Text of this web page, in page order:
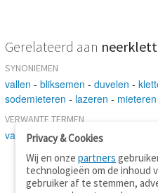
Gerelateerd aan
SYNONIEMEN
vallen - bliksemen - duvelen -
sodemieteren - lazeren - mieteren
VERWANTE TERMEN
vallenPrivacy & Cookies
Wij en onzepartners
technologieën om de inhoud
gebruiker af te stemmen,